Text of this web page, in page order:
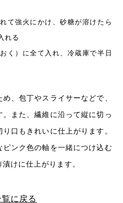
て強火にかけ、砂糖が溶けたら
れる
く）に全て入れ、冷蔵庫で半日
、包丁やスライサーなどで、
また、繊維に沿って縦に切っ
口もきれいに仕上がります。
ンク色の軸を一緒につけ込む
けに仕上がります。
覧に戻る